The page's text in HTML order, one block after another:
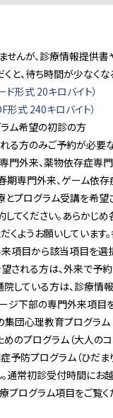
せんが、診療情報提供
と、待ち時間が少なく
形式 20キロバイト）
形式 240キロバイト）
ム希望の初診の方
る方のみご予約が必要な
外来、薬物依存症専門
期専門外来、ゲーム依
とプログラム受講を希
してください。あらかじ
くようお願いしていま
項目から該当項目を選択
れる方は、外来で予約
院している方は、診療情
ジ下部の専門外来項目
団心理教育プログラム
のプログラム（大人のコ
予防プログラム（ひだま
通常初診受付時間にお
プログラム項目をご覧く